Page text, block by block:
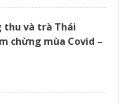
thu và trà Thái
chừng mùa Covid –